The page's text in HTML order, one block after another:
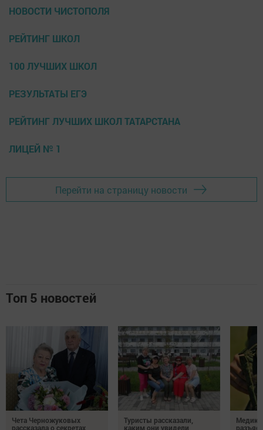
НОВОСТИ ЧИСТОПОЛЯ
РЕЙТИНГ ШКОЛ
100 ЛУЧШИХ ШКОЛ
РЕЗУЛЬТАТЫ ЕГЭ
РЕЙТИНГ ЛУЧШИХ ШКОЛ ТАТАРСТАНА
ЛИЦЕЙ № 1
Перейти на страницу новости
Топ 5 новостей
Чета Черножуковых
рассказала о секретах
Туристы рассказали,
каким они увидели